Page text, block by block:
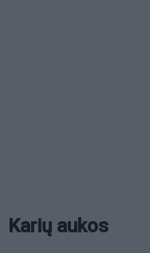
Karių aukos